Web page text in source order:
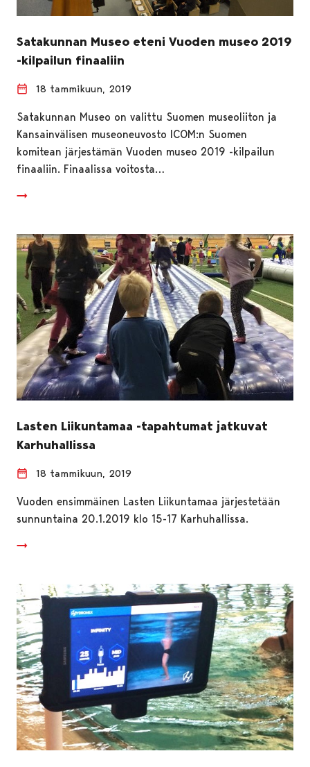
Satakunnan Museo eteni Vuoden museo 2019
-kilpailun finaaliin
18 tammikuun, 2019
Satakunnan Museo on valittu Suomen museoliiton ja
Kansainvälisen museoneuvosto ICOM:n Suomen
komitean järjestämän Vuoden museo 2019 -kilpailun
finaaliin. Finaalissa voitosta…
Lasten Liikuntamaa -tapahtumat jatkuvat
Karhuhallissa
18 tammikuun, 2019
Vuoden ensimmäinen Lasten Liikuntamaa järjestetään
sunnuntaina 20.1.2019 klo 15-17 Karhuhallissa.